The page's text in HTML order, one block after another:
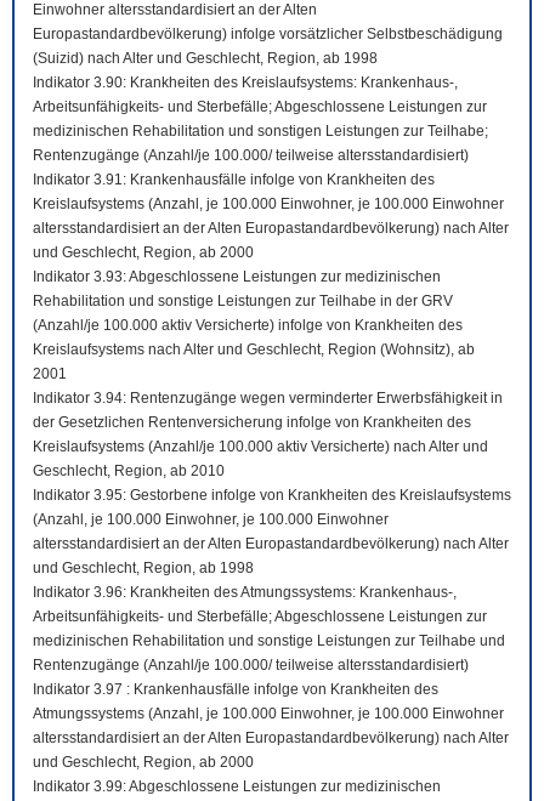
Einwohner altersstandardisiert an der Alten
Europastandardbevölkerung) infolge vorsätzlicher Selbstbeschädigung
(Suizid) nach Alter und Geschlecht, Region, ab 1998
Indikator 3.90: Krankheiten des Kreislaufsystems: Krankenhaus-,
Arbeitsunfähigkeits- und Sterbefälle; Abgeschlossene Leistungen zur
medizinischen Rehabilitation und sonstigen Leistungen zur Teilhabe;
Rentenzugänge (Anzahl/je 100.000/ teilweise altersstandardisiert)
Indikator 3.91: Krankenhausfälle infolge von Krankheiten des
Kreislaufsystems (Anzahl, je 100.000 Einwohner, je 100.000 Einwohner
altersstandardisiert an der Alten Europastandardbevölkerung) nach Alter
und Geschlecht, Region, ab 2000
Indikator 3.93: Abgeschlossene Leistungen zur medizinischen
Rehabilitation und sonstige Leistungen zur Teilhabe in der GRV
(Anzahl/je 100.000 aktiv Versicherte) infolge von Krankheiten des
Kreislaufsystems nach Alter und Geschlecht, Region (Wohnsitz), ab
2001
Indikator 3.94: Rentenzugänge wegen verminderter Erwerbsfähigkeit in
der Gesetzlichen Rentenversicherung infolge von Krankheiten des
Kreislaufsystems (Anzahl/je 100.000 aktiv Versicherte) nach Alter und
Geschlecht, Region, ab 2010
Indikator 3.95: Gestorbene infolge von Krankheiten des Kreislaufsystems
(Anzahl, je 100.000 Einwohner, je 100.000 Einwohner
altersstandardisiert an der Alten Europastandardbevölkerung) nach Alter
und Geschlecht, Region, ab 1998
Indikator 3.96: Krankheiten des Atmungssystems: Krankenhaus-,
Arbeitsunfähigkeits- und Sterbefälle; Abgeschlossene Leistungen zur
medizinischen Rehabilitation und sonstige Leistungen zur Teilhabe und
Rentenzugänge (Anzahl/je 100.000/ teilweise altersstandardisiert)
Indikator 3.97 : Krankenhausfälle infolge von Krankheiten des
Atmungssystems (Anzahl, je 100.000 Einwohner, je 100.000 Einwohner
altersstandardisiert an der Alten Europastandardbevölkerung) nach Alter
und Geschlecht, Region, ab 2000
Indikator 3.99: Abgeschlossene Leistungen zur medizinischen